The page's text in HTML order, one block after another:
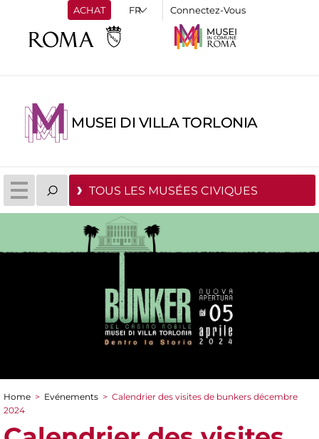
ACHAT Connectez-Vous
MUSEI DI VILLA TORLONIA
TOUS LES MUSÉES CIVIQUES
You are here
Home > Evénements > Calendrier des visites de bunkers décembre
2024